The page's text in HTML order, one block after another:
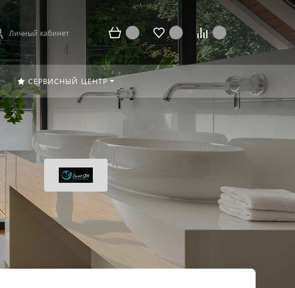
Личный кабинет
СЕРВИСНЫЙ ЦЕНТР